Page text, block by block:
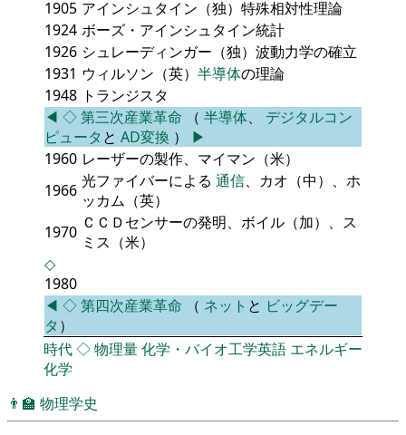
1905 アインシュタイン（独）特殊相対性理論
1924 ボーズ・アインシュタイン統計
1926 シュレーディンガー（独）波動力学の確立
1931 ウィルソン（英） 半導体の理論
1948 トランジスタ
◀ ◇第三次産業革命 （ 半導体、 デジタルコン
ピュータ と AD変換 ） ▶
1960 レーザーの製作、マイマン（米）
1966 光ファイバーによる 通信、カオ（中）、ホ
ッカム（英）
1970 ＣＣＤセンサーの発明、ボイル（加）、ス
ミス（米）
◇
1980
◀ ◇第四次産業革命 （ ネット と ビッグデー
タ ）
時代◇物理量化学・バイオ工学英語 エネルギー
化学
👨‍🏫 物理学史